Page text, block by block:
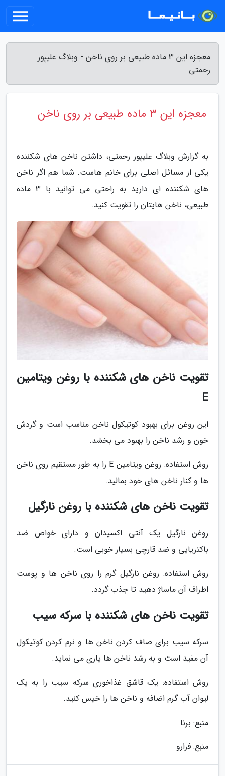
معجزه این 3 ماده طبیعی بر روی ناخن - وبلاگ علیپور
رحمتی
معجزه این 3 ماده طبیعی بر روی ناخن
به گزارش وبلاگ علیپور رحمتی، داشتن ناخن های شکننده
یکی از مسائل اصلی برای خانم هاست. شما هم اگر ناخن
های شکننده ای دارید به راحتی می توانید با 3 ماده
طبیعی، ناخن هایتان را تقویت کنید.
تقویت ناخن های شکننده با روغن ویتامین
E
این روغن برای بهبود کوتیکول ناخن مناسب است و گردش
خون و رشد ناخن را بهبود می بخشد.
روش استفاده: روغن ویتامین E را به طور مستقیم روی ناخن
ها و کنار ناخن های خود بمالید.
تقویت ناخن های شکننده با روغن نارگیل
روغن نارگیل یک آنتی اکسیدان و دارای خواص ضد
باکتریایی و ضد قارچی بسیار خوبی است.
روش استفاده: روغن نارگیل گرم را روی ناخن ها و پوست
اطراف آن ماساژ دهید تا جذب گردد.
تقویت ناخن های شکننده با سرکه سیب
سرکه سیب برای صاف کردن ناخن ها و نرم کردن کوتیکول
آن مفید است و به رشد ناخن ها یاری می نماید.
روش استفاده: یک قاشق غذاخوری سرکه سیب را به یک
لیوان آب گرم اضافه و ناخن ها را خیس کنید.
منبع: برنا
منبع: فرارو